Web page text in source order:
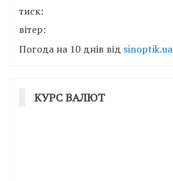
тиск:
вітер:
Погода на 10 днів від sinoptik.ua
КУРС ВАЛЮТ